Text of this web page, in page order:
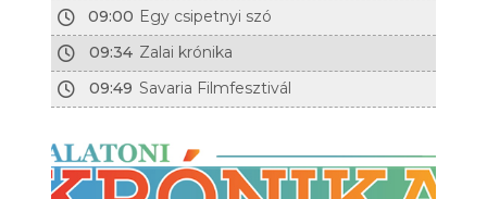
09:00 Egy csipetnyi szó
09:34 Zalai krónika
09:49 Savaria Filmfesztivál